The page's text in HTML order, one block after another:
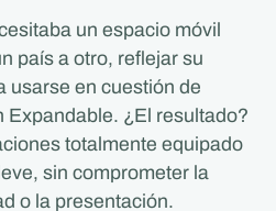
un espacio móvil
país a otro, reflejar su
usarse en cuestión de
Expandable. ¿El resultado?
totalmente equipado
sin comprometer la
o la presentación.